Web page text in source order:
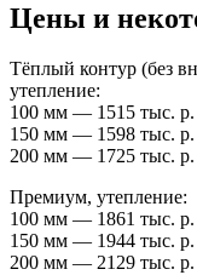
Цены и
Тёплый контур (без
утепление:
100 мм — 1515 тыс. р.
150 мм — 1598 тыс. р.
200 мм — 1725 тыс. р.
Премиум, утепление:
100 мм — 1861 тыс. р.
150 мм — 1944 тыс. р.
200 мм — 2129 тыс. р.